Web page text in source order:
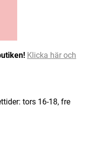
Klicka här och
tors 16-18, fre